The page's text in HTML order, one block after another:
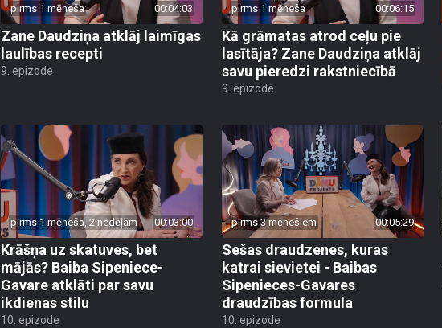
pirms 1 mēneša 00:04:03
Zane Daudziņa atklāj laimīgas
laulības recepti
9. epizode
pirms 1 mēneša 00:06:15
Kā grāmatas atrod ceļu pie
lasītāja? Zane Daudziņa atklāj
savu pieredzi rakstniecībā
9. epizode
pirms 1 mēneša, 2 nedēļām 00:03:00
Krāšņa uz skatuves, bet
mājās? Baiba Sipeniece-
Gavare atklāti par savu
ikdienas stilu
10. epizode
pirms 3 mēnešiem 00:05:29
Sešas draudzenes, kuras
katrai sievietei - Baibas
Sipenieces-Gavares
draudzības formula
10. epizode